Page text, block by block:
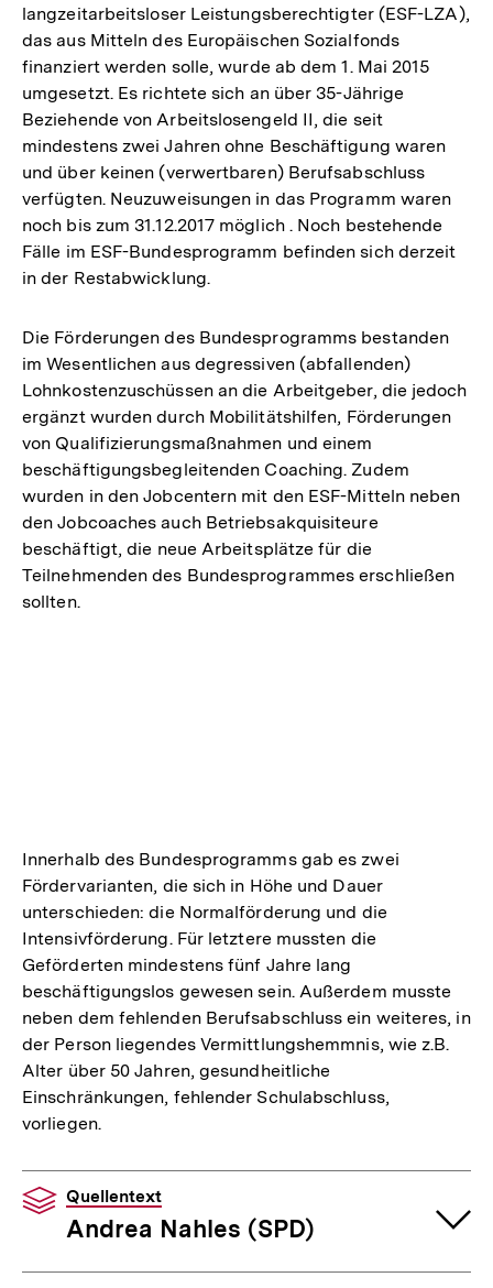
langzeitarbeitsloser Leistungsberechtigter (ESF-LZA),
das aus Mitteln des Europäischen Sozialfonds
finanziert werden solle, wurde ab dem 1. Mai 2015
umgesetzt. Es richtete sich an über 35-Jährige
Beziehende von Arbeitslosengeld II, die seit
mindestens zwei Jahren ohne Beschäftigung waren
und über keinen (verwertbaren) Berufsabschluss
verfügten. Neuzuweisungen in das Programm waren
noch bis zum 31.12.2017 möglich . Noch bestehende
Fälle im ESF-Bundesprogramm befinden sich derzeit
in der Restabwicklung.
Die Förderungen des Bundesprogramms bestanden
im Wesentlichen aus degressiven (abfallenden)
Lohnkostenzuschüssen an die Arbeitgeber, die jedoch
ergänzt wurden durch Mobilitätshilfen, Förderungen
von Qualifizierungsmaßnahmen und einem
beschäftigungsbegleitenden Coaching. Zudem
wurden in den Jobcentern mit den ESF-Mitteln neben
den Jobcoaches auch Betriebsakquisiteure
beschäftigt, die neue Arbeitsplätze für die
Teilnehmenden des Bundesprogrammes erschließen
sollten.
Innerhalb des Bundesprogramms gab es zwei
Fördervarianten, die sich in Höhe und Dauer
unterschieden: die Normalförderung und die
Intensivförderung. Für letztere mussten die
Geförderten mindestens fünf Jahre lang
beschäftigungslos gewesen sein. Außerdem musste
neben dem fehlenden Berufsabschluss ein weiteres, in
der Person liegendes Vermittlungshemmnis, wie z.B.
Alter über 50 Jahren, gesundheitliche
Einschränkungen, fehlender Schulabschluss,
vorliegen.
Quellentext
Andrea Nahles (SPD)